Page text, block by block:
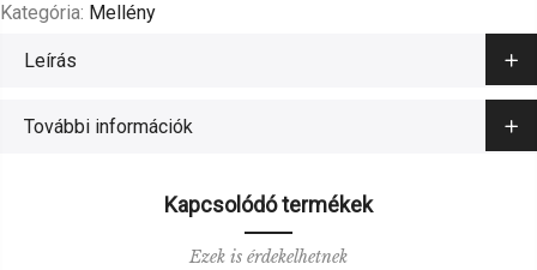
Kategória: Mellény
Leírás
További információk
Kapcsolódó termékek
Ezek is érdekelhetnek